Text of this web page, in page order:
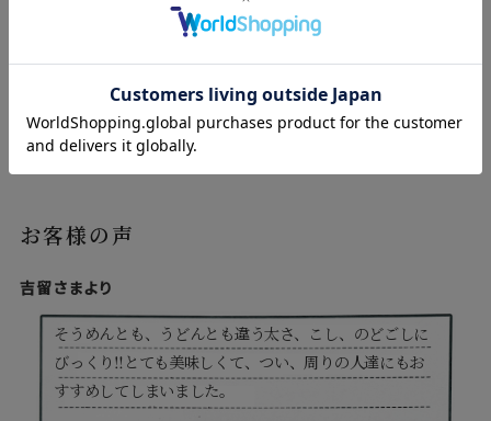
お客様の声
吉留さまより
そうめんとも、うどんとも違う太さ、こし、のどごしに
びっくり‼とても美味しくて、つい、周りの人達にもお
すすめしてしまいました。